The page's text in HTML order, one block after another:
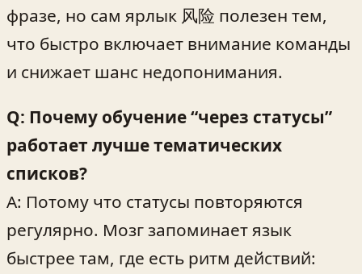
фразе, но сам ярлык 风险 полезен тем,
что быстро включает внимание команды
и снижает шанс недопонимания.
Q: Почему обучение “через статусы”
работает лучше тематических
списков?
A: Потому что статусы повторяются
регулярно. Мозг запоминает язык
быстрее там, где есть ритм действий: